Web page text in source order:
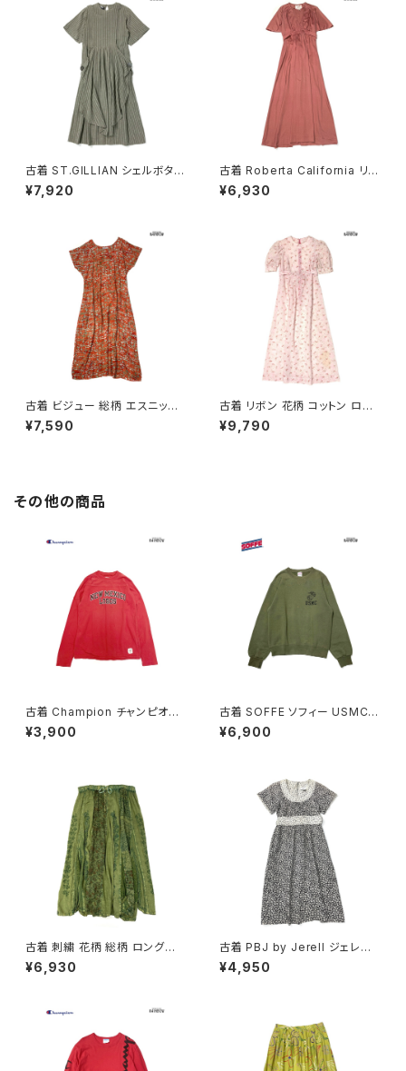
古着 ST.GILLIAN シェルボタン
ストライプ柄 コットン ロング丈
半袖 ワンピース グレー カーキ
¥7,920
古着 Roberta California リボ
ン 無地 ロング丈 半袖 ワンピー
ス ピンク (otu2604148)
¥6,930
古着 ビジュー 総柄 エスニック
柄 ロング丈 半袖 ワンピース オ
レンジ (otu2605039)
¥7,590
古着 リボン 花柄 コットン ロン
グ丈 半袖 ワンピース ピンク (o
tu2604073)
¥9,790
その他の商品
古着 Champion チャンピオン
NEW MEXICO LOBOS プリン
ト カットソー 長袖 Ｔシャツ 赤 (t
¥3,900
古着 SOFFE ソフィー USMC
アメリカ製 ロゴ 長袖 スウェット
トレーナー 緑 カーキ (ttu2508
¥6,900
古着 刺繍 花柄 総柄 ロング丈
スカート 緑 (ba2607026)
¥6,930
古着 PBJ by Jerell ジェレル
リボン 花柄 コットン100％ 膝丈
半袖 ワンピース 黒 (oa26070
¥4,950